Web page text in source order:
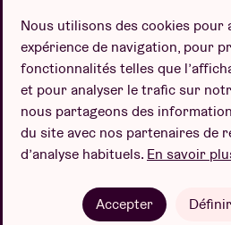
Politique de confidentialité
Conditions de
Design par
Nous utilisons des cookies pour
expérience de navigation, pour
fonctionnalités telles que
et pour analyser le trafic sur
nous partageons des
du site avec nos partenaires de
d’analyse habituels. En savoir
Accepter